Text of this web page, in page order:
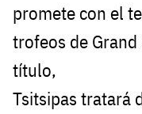
promete con el
trofeos de
título,
Tsitsipas tratará